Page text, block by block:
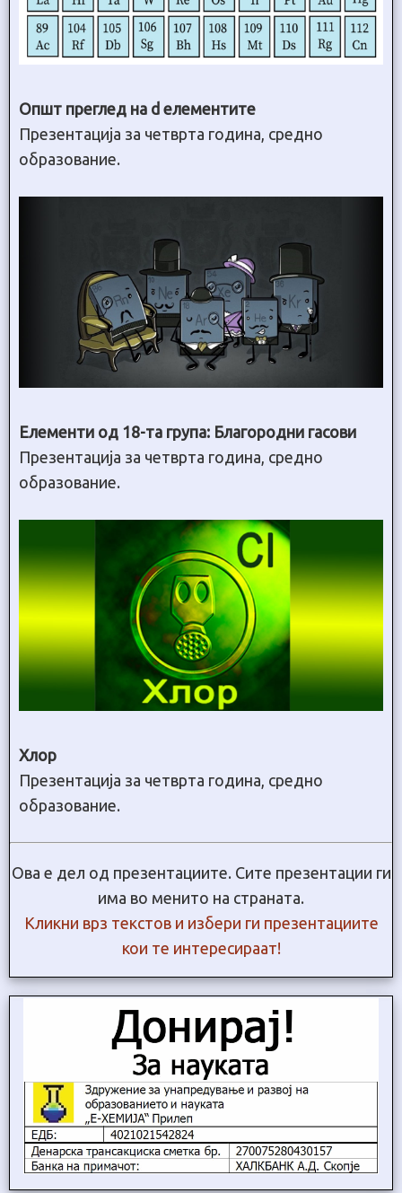
Општ преглед на d елементите
Презентација за четврта година, средно
образование.
Елементи од 18-та група: Благородни гасови
Презентација за четврта година, средно
образование.
Хлор
Презентација за четврта година, средно
образование.
Ова е дел од презентациите. Сите презентации ги
има во менито на страната.
Кликни врз текстов и избери ги презентациите
кои те интересираат!